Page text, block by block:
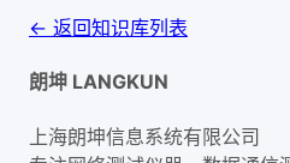
← 返回知识库列表
朗坤 LANGKUN
上海朗坤信息系统有限公司